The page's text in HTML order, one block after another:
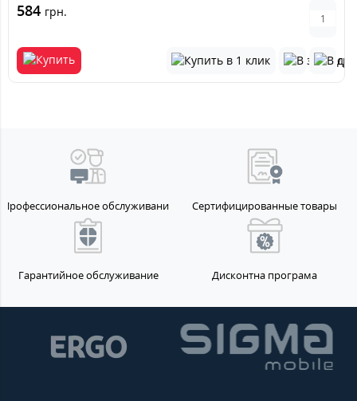
584 грн.
Профессиональное обслуживание Сертифицированные товары
Гарантийное обслуживание Дисконтна програма